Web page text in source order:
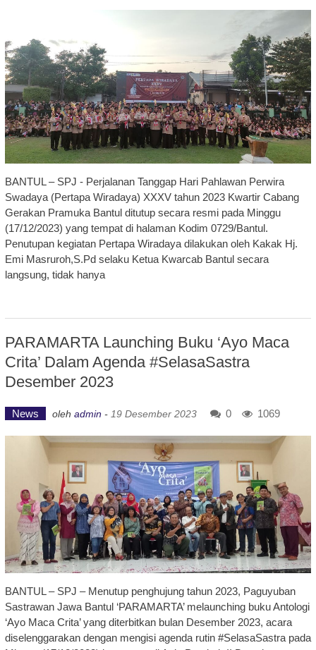
BANTUL – SPJ - Perjalanan Tanggap Hari Pahlawan Perwira
Swadaya (Pertapa Wiradaya) XXXV tahun 2023 Kwartir Cabang
Gerakan Pramuka Bantul ditutup secara resmi pada Minggu
(17/12/2023) yang tempat di halaman Kodim 0729/Bantul.
Penutupan kegiatan Pertapa Wiradaya dilakukan oleh Kakak Hj.
Emi Masruroh,S.Pd selaku Ketua Kwarcab Bantul secara
langsung, tidak hanya
PARAMARTA Launching Buku ‘Ayo Maca
Crita’ Dalam Agenda #SelasaSastra
Desember 2023
News oleh admin - 19 Desember 2023 0 1069
BANTUL – SPJ – Menutup penghujung tahun 2023, Paguyuban
Sastrawan Jawa Bantul ‘PARAMARTA’ melaunching buku Antologi
‘Ayo Maca Crita’ yang diterbitkan bulan Desember 2023, acara
diselenggarakan dengan mengisi agenda rutin #SelasaSastra pada